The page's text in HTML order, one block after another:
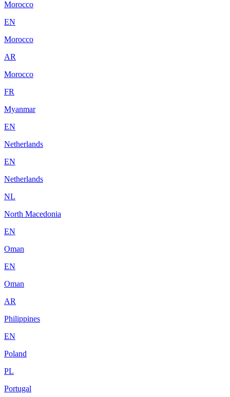
Morocco
EN
Morocco
AR
Morocco
FR
Myanmar
EN
Netherlands
EN
Netherlands
NL
North Macedonia
EN
Oman
EN
Oman
AR
Philippines
EN
Poland
PL
Portugal